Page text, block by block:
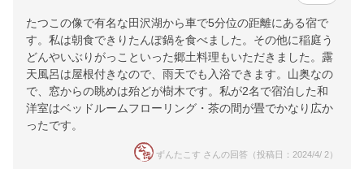
たつこの像で有名な田沢湖から車で5分位の距離にある宿で
す。私は朝食できりたんぽ鍋を食べました。その他に稲庭う
どんやいぶりがっこといった郷土料理もいただきました。露
天風呂は屋根付きなので、雨天でも入浴できます。山奥なの
で、窓からの眺めは殆どが樹木です。私が2名で宿泊した和
洋室はベッドルームフローリング・茶の間が畳でかなり広か
ったです。
ずんたこす さんの回答（投稿日：2024/4/ 2）